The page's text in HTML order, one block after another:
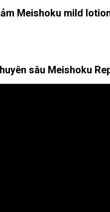
Meishoku mild
sâu Meishoku